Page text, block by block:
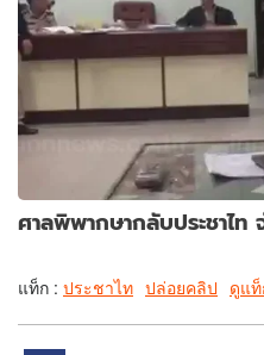
ศาลพิพากษากลับประชาไท
แท็ก : ประชาไท ปล่อยคลิป ดูแ